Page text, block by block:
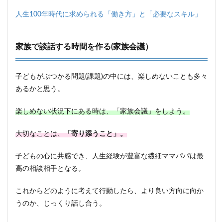
人生100年時代に求められる「働き方」と「必要なスキル」
家族で談話する時間を作る(家族会議）
子どもがぶつかる問題(課題)の中には、楽しめないことも多々
あるかと思う。
楽しめない状況下にある時は、「家族会議」をしよう。
大切なことは、「寄り添うこと」。
子どもの心に共感でき、人生経験が豊富な繊細ママパパは最
高の相談相手となる。
これからどのように考えて行動したら、より良い方向に向か
うのか、じっくり話し合う。